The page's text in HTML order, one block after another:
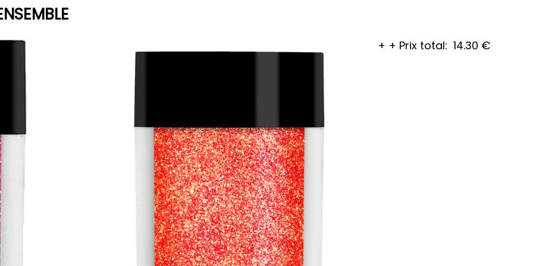
+ + Prix total: 14.30 €